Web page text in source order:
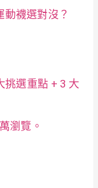
襪選對沒？
挑選重點 + 3 大
瀏覽。